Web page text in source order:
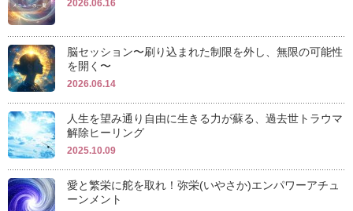
2026.06.16
脳セッション〜刷り込まれた制限を外し、無限の可能性
を開く〜
2026.06.14
人生を望み通り自由に生きる力が蘇る、過去世トラウマ
解除ヒーリング
2025.10.09
愛と繁栄に舵を取れ！弥栄(いやさか)エンパワーアチュ
ーンメント